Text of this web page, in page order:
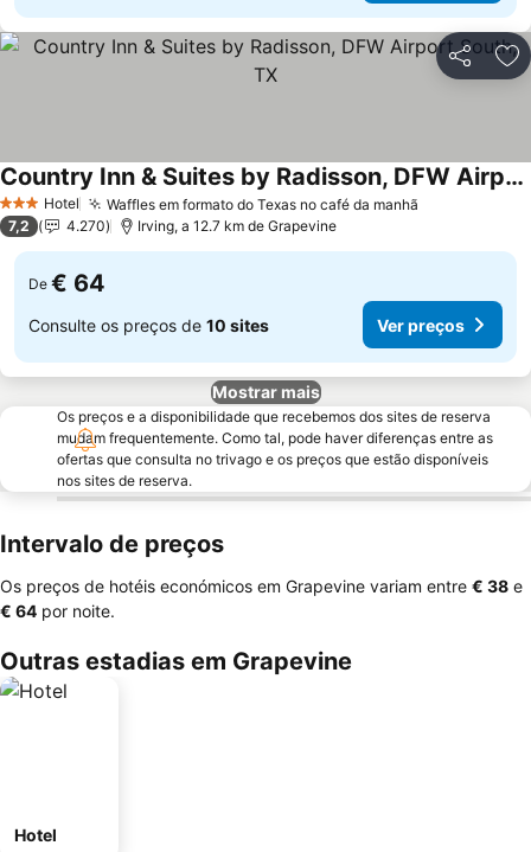
Partilhar
3 EstrelasHotel Waffles em formato do Texas no café da manhã
Country Inn & Suites by Radisson, DFW Airport South, TX
Ver preços
7,2 4.270 Irving, a 12.7 km de Grapevine
De € 64
Consulte os preços de 10 sites Ver preços
Mostrar mais
Os preços e a disponibilidade que recebemos dos sites de reserva
mudam frequentemente. Como tal, pode haver diferenças entre as
ofertas que consulta no trivago e os preços que estão disponíveis
nos sites de reserva.
Intervalo de preços
Os preços de hotéis económicos em Grapevine variam entre ‎€ 38 e
‎€ 64 por noite.
Outras estadias em Grapevine
Hotel